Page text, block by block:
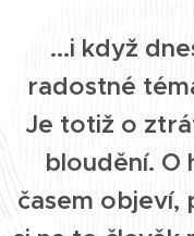
...i když
radostné
Je totiž o
bloudění. O
časem objeví,